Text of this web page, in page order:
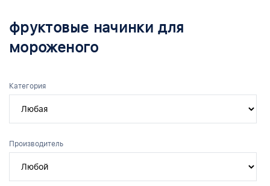
фруктовые начинки для
мороженого
Категория
Производитель